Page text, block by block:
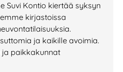
Suvi Kontio kiertää syksyn
kirjastoissa
ja kaikille avoimia.
ja paikkakunnat